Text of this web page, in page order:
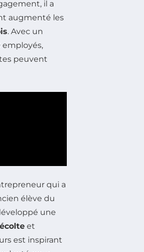
il a
augmenté les
. Avec un
peuvent
qui a
élève du
une
et
est inspirant